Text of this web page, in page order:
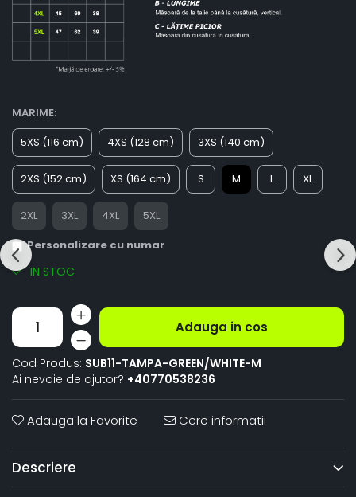
MARIME:
5XS (116 cm)
4XS (128 cm) 3XS (140 cm)
2XS (152 cm) XS (164 cm) S M L XL
2XL 3XL 4XL
5XL
Personalizare cu numar
IN STOC
Adauga in cos
Cod Produs: SUB11-TAMPA-GREEN/WHITE-M
Ai nevoie de ajutor? +40770538236
Adauga la Favorite Cere informatii
Descriere